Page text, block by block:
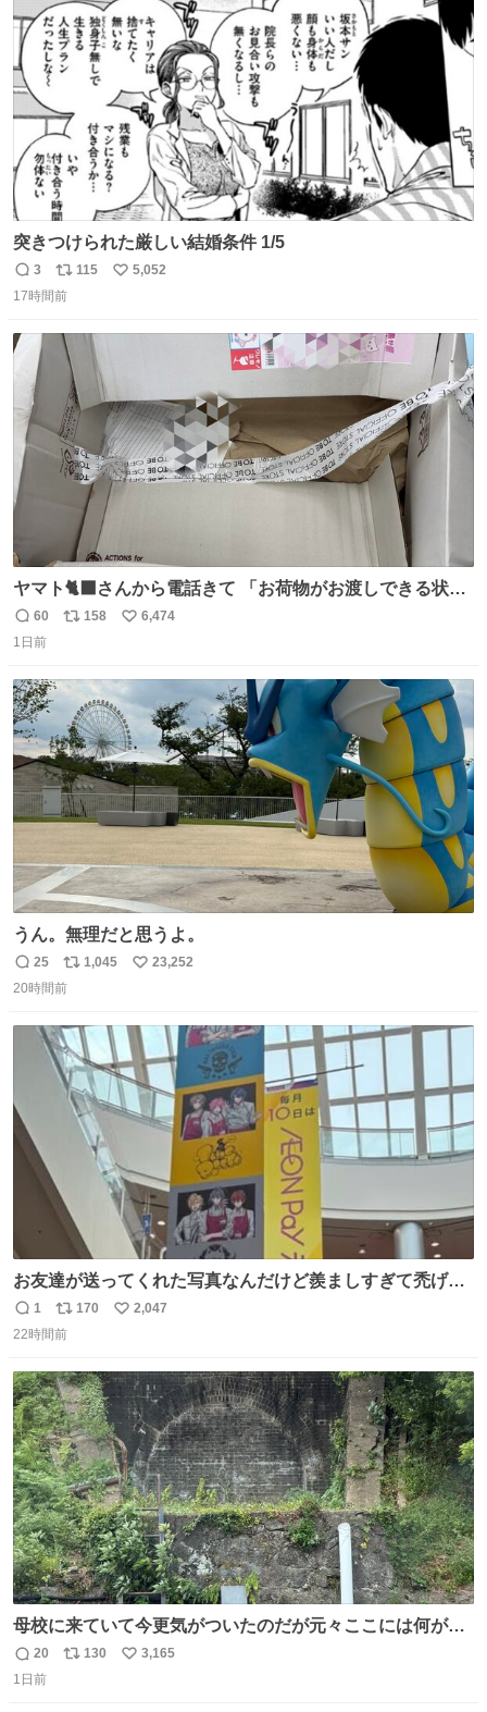
数
突きつけられた厳しい結婚条件 1/5
返
信
3
リ
ポ
ト
115
い
5,052
17時間前
ヤマト🐈‍⬛さんから電話きて 「お荷物がお渡しできる状況
でない程潰れてまして」って えっ😳 見に行くとこの状態
😭 海渡ってくる時に潰れたっぽい 「一旦戻して新しいの
て事で中身無事だったから連れて帰って来た😅 壊れる物な
くて良かった
返
信
60
リ
ト
数
158
い
数
6,474
1日前
うん。無理だと思うよ。
返
信
25
リ
ポ
ト
数
1,045
い
数
23,252
20時間前
お友達が送ってくれた写真なんだけど羨ましすぎて禿げそ
う
返
信
1
リ
ポ
ト
数
170
い
数
2,047
22時間前
母校に来ていて今更気がついたのだが元々ここには何があ
ったのだろう…？_:(´ཀ`」 ∠):
返
信
20
リ
130
い
3,165
1日前